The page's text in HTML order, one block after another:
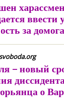
ввести
за
– новый
о